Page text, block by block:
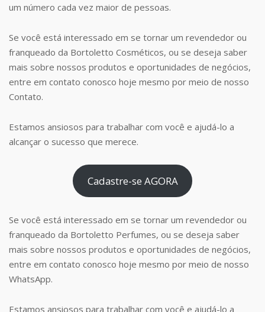
um número cada vez maior de pessoas.
Se você está interessado em se tornar um revendedor ou
franqueado da Bortoletto Cosméticos, ou se deseja saber
mais sobre nossos produtos e oportunidades de negócios,
entre em contato conosco hoje mesmo por meio de nosso
Contato.
Estamos ansiosos para trabalhar com você e ajudá-lo a
alcançar o sucesso que merece.
Cadastre-se AGORA
Se você está interessado em se tornar um revendedor ou
franqueado da Bortoletto Perfumes, ou se deseja saber
mais sobre nossos produtos e oportunidades de negócios,
entre em contato conosco hoje mesmo por meio de nosso
WhatsApp.
Estamos ansiosos para trabalhar com você e ajudá-lo a